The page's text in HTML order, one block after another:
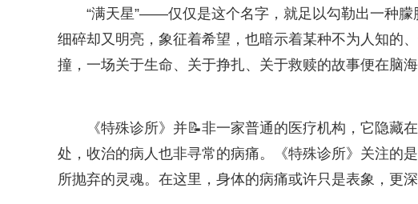
“满天星”——仅仅是这个名字，就足以勾勒出一种朦
细碎却又明亮，象征着希望，也暗示着某种不为人知的
撞，一场关于生命、关于挣扎、关于救赎的故事便在脑海
《特殊诊所》并📝非一家普通的医疗机构，它隐藏
处，收治的病人也非寻常的病痛。《特殊诊所》关注的
所抛弃的灵魂。在这里，身体的病痛或许只是表象，更